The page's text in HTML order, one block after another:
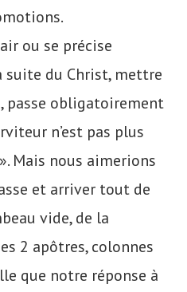
ou se précise
suite du Christ, mettre
passe obligatoirement
n’est pas plus
Mais nous aimerions
et arriver tout de
vide, de la
2 apôtres, colonnes
que notre réponse à